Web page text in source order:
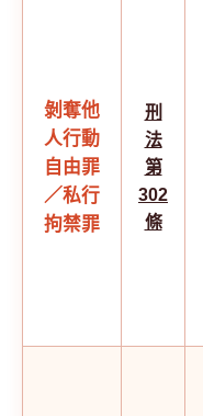
剝奪他
人行動
自由罪
／私行
拘禁罪
刑
法
第
302
條